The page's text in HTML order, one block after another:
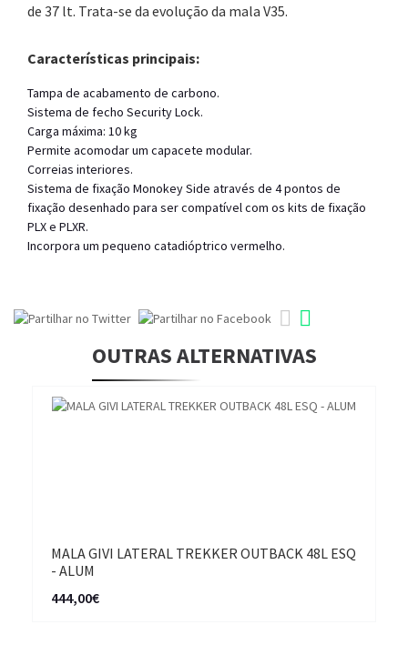
de 37 lt. Trata-se da evolução da mala V35.
Características principais:
Tampa de acabamento de carbono.
Sistema de fecho Security Lock.
Carga máxima: 10 kg
Permite acomodar um capacete modular.
Correias interiores.
Sistema de fixação Monokey Side através de 4 pontos de
fixação desenhado para ser compatível com os kits de fixação
PLX e PLXR.
Incorpora um pequeno catadióptrico vermelho.
OUTRAS ALTERNATIVAS
MALA GIVI LATERAL TREKKER OUTBACK 48L ESQ
- ALUM
444,00€